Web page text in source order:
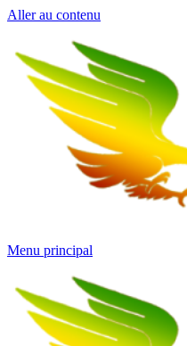
Aller au contenu
Menu principal